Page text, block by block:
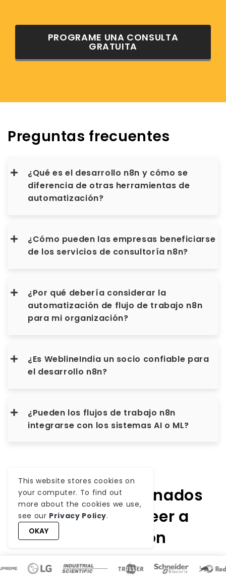
PROGRAME UNA CONSULTA
GRATUITA
Preguntas frecuentes
¿Qué es el desarrollo n8n y cómo se
diferencia de otras herramientas de
automatización?
¿Cómo pueden las empresas beneficiarse
de los servicios de consultoría n8n?
¿Por qué debería considerar la
automatización de flujo de trabajo n8n
para mi organización?
¿Es WeblineIndia un socio confiable para
el desarrollo n8n?
¿Pueden los flujos de trabajo n8n
integrarse con los sistemas AI o ML?
Artículos relacionados
que deberías leer a
continuación
Explora las últimas perspectivas, tendencias del
mercado, demandas de los consumidores y
This website stores cookies on
your computer. To find out
more about the cookies we use,
see our Privacy Policy.
OKAY